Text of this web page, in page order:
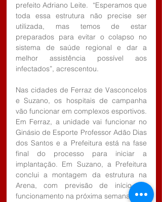
prefeito Adriano Leite.  “Esperamos que
toda essa estrutura não precise ser
utilizada, mas temos de estar
preparados para evitar o colapso no
sistema de saúde regional e dar a
melhor assistência possível aos
infectados”, acrescentou.
Nas cidades de Ferraz de Vasconcelos
e Suzano, os hospitais de campanha
vão funcionar em complexos esportivos.
Em Ferraz, a unidade vai funcionar no
Ginásio de Esporte Professor Adão Dias
dos Santos e a Prefeitura está na fase
final do processo para iniciar a
implantação. Em Suzano, a Prefeitura
conclui a montagem da estrutura na
Arena, com previsão de início de
funcionamento na próxima semana.